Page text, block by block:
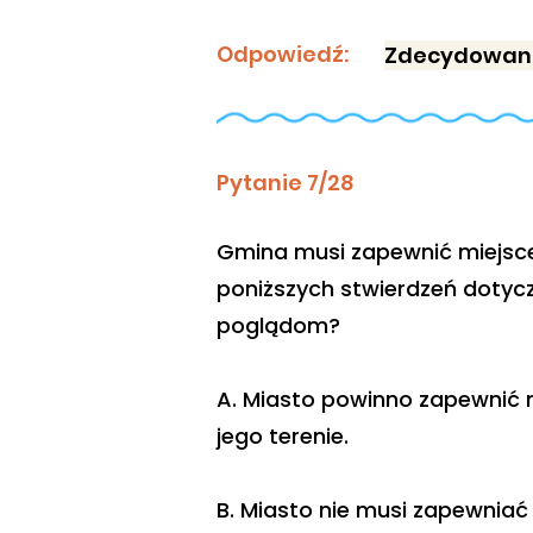
Odpowiedź:
Pytanie 7/28
Gmina musi zapewnić
poniższych stwierdzeń
poglądom?
A. Miasto powinno zapewnić
jego terenie.
B. Miasto nie musi